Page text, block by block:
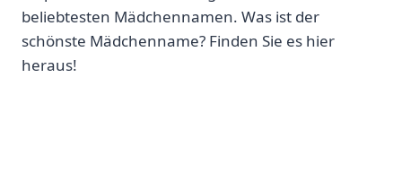
beliebtesten Mädchennamen. Was ist der
schönste Mädchenname? Finden Sie es hier
heraus!